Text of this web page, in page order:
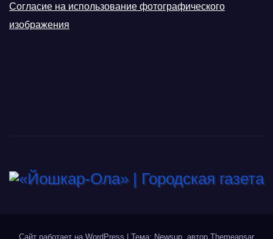
Согласие на использование фотографического
изображения
Сайт работает на WordPress Тема: Newsup, автор Themeansar